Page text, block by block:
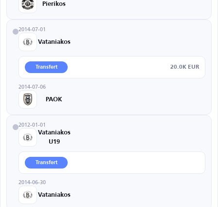
Pierikos
2014-07-01
Vataniakos
Transfert 20.0K EUR
2014-07-06
PAOK
2012-01-01
Vataniakos
U19
Transfert
2014-06-30
Vataniakos